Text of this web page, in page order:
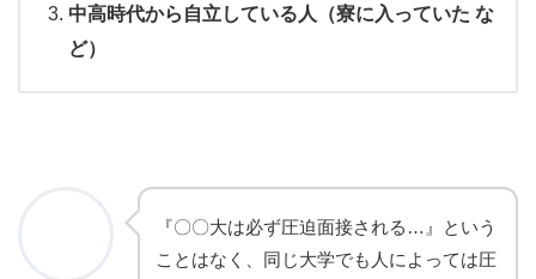
中高時代から自立している人（寮に入っていた な
ど）
『〇〇大は必ず圧迫面接される…』という
ことはなく、同じ大学でも人によっては圧